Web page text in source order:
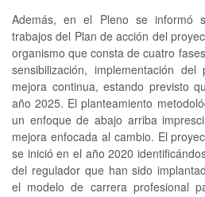
Además, en el Pleno se informó
trabajos del Plan de acción del
organismo que consta de cuatro
sensibilización, implementación
mejora continua, estando previsto
año 2025. El planteamiento
un enfoque de abajo arriba
mejora enfocada al cambio. El
se inició en el año 2020
del regulador que han sido
el modelo de carrera profesional